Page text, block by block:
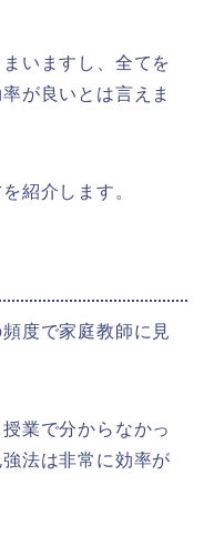
いますし、全てを
が良いとは言えま
紹介します。
度で家庭教師に見
業で分からなかっ
法は非常に効率が